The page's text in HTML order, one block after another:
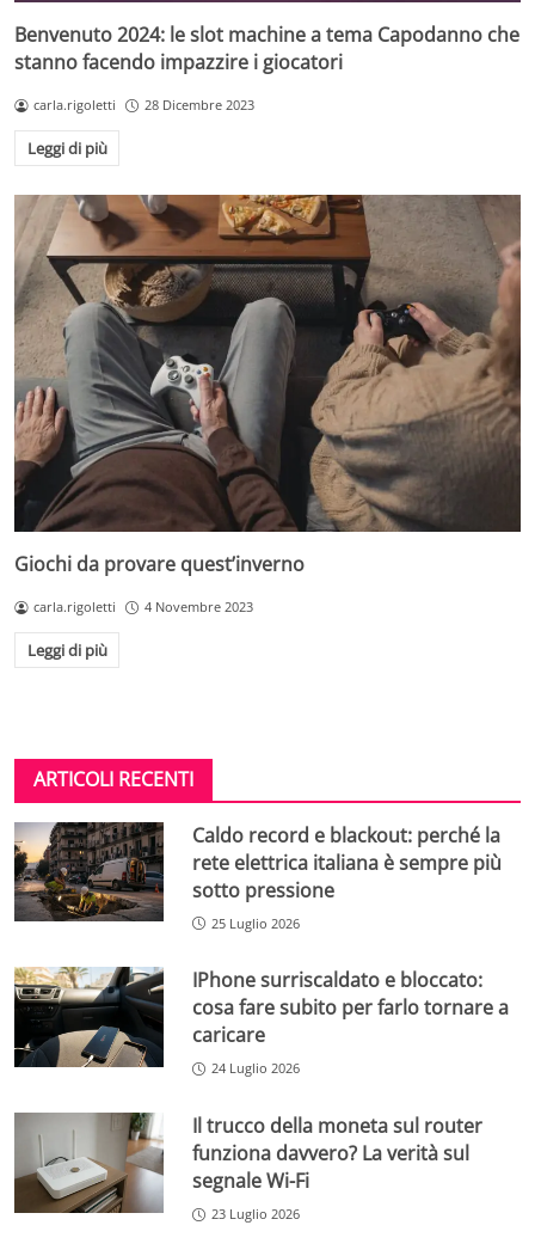
Benvenuto 2024: le slot machine a tema Capodanno che
stanno facendo impazzire i giocatori
carla.rigoletti 28 Dicembre 2023
Leggi di più
Giochi da provare quest’inverno
carla.rigoletti 4 Novembre 2023
Leggi di più
ARTICOLI RECENTI
Caldo record e blackout: perché la
rete elettrica italiana è sempre più
sotto pressione
25 Luglio 2026
IPhone surriscaldato e bloccato:
cosa fare subito per farlo tornare a
caricare
24 Luglio 2026
Il trucco della moneta sul router
funziona davvero? La verità sul
segnale Wi-Fi
23 Luglio 2026